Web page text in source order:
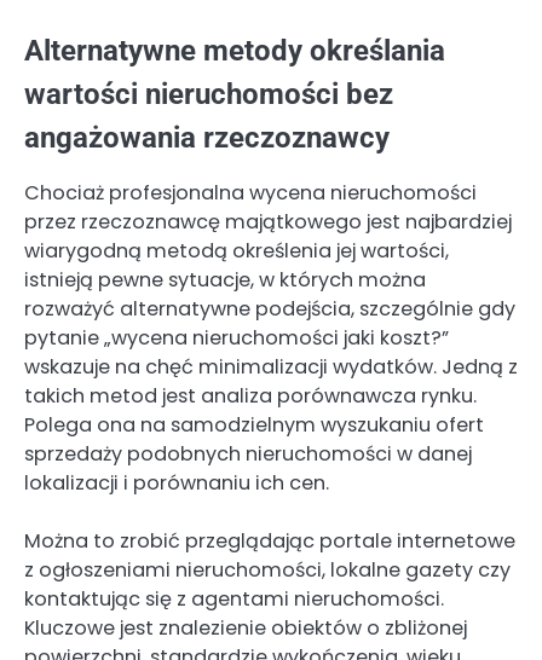
Alternatywne metody określania
wartości nieruchomości bez
angażowania rzeczoznawcy
Chociaż profesjonalna wycena nieruchomości
przez rzeczoznawcę majątkowego jest najbardziej
wiarygodną metodą określenia jej wartości,
istnieją pewne sytuacje, w których można
rozważyć alternatywne podejścia, szczególnie gdy
pytanie „wycena nieruchomości jaki koszt?”
wskazuje na chęć minimalizacji wydatków. Jedną z
takich metod jest analiza porównawcza rynku.
Polega ona na samodzielnym wyszukaniu ofert
sprzedaży podobnych nieruchomości w danej
lokalizacji i porównaniu ich cen.
Można to zrobić przeglądając portale internetowe
z ogłoszeniami nieruchomości, lokalne gazety czy
kontaktując się z agentami nieruchomości.
Kluczowe jest znalezienie obiektów o zbliżonej